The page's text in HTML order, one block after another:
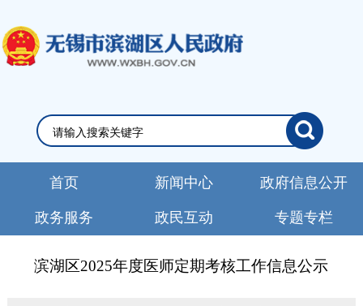
首页 新闻中心 政府信息公开
政务服务 政民互动 专题专栏
滨湖区2025年度医师定期考核工作信息公示